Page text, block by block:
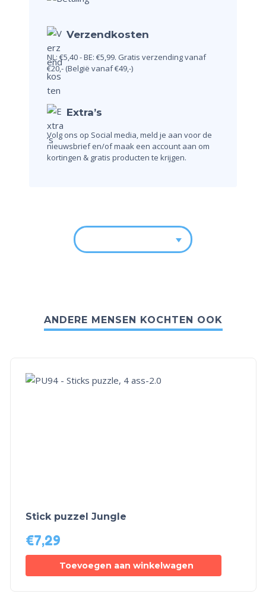
Verzendkosten
NL: €5,40 - BE: €5,99. Gratis verzending vanaf
€20,- (België vanaf €49,-)
Extra’s
Volg ons op Social media, meld je aan voor de
nieuwsbrief en/of maak een account aan om
kortingen & gratis producten te krijgen.
ANDERE MENSEN KOCHTEN OOK
Stick puzzel Jungle
€7,29
Toevoegen aan winkelwagen